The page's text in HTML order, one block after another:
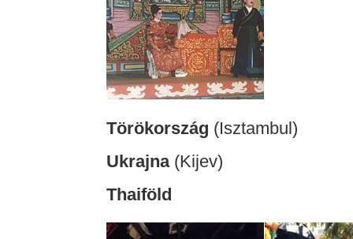
Törökország (Isztambul)
Ukrajna(Kijev)
Thaiföld